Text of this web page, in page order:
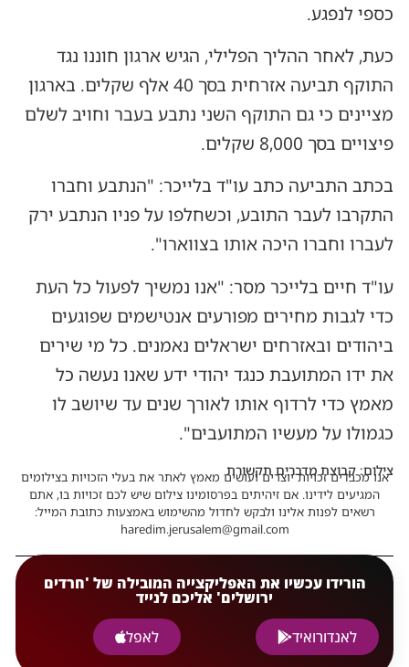
כספי לנפגע.
כעת, לאחר ההליך הפלילי, הגיש ארגון חוננו נגד
התוקף תביעה אזרחית בסך 40 אלף שקלים. בארגון
מציינים כי גם התוקף השני נתבע בעבר וחויב לשלם
פיצויים בסך 8,000 שקלים.
בכתב התביעה כתב עו"ד בלייכר: "הנתבע וחברו
התקרבו לעבר התובע, וכשחלפו על פניו הנתבע ירק
לעברו וחברו היכה אותו בצווארו".
עו"ד חיים בלייכר מסר: "אנו נמשיך לפעול כל העת
כדי לגבות מחירים מפורעים אנטישמים שפוגעים
ביהודים ובאזרחים ישראלים נאמנים. כל מי שירים
את ידו המתועבת כנגד יהודי ידע שאנו נעשה כל
מאמץ כדי לרדוף אותו לאורך שנים עד שיושב לו
כגמולו על מעשיו המתועבים".
צילום: קבוצת מדברים תקשורת
אנו מכבדים זכויות יוצרים ועושים מאמץ לאתר את בעלי הזכויות בצילומים
המגיעים לידינו. אם זיהיתים בפרסומינו צילום שיש לכם זכויות בו, אתם
רשאים לפנות אלינו ולבקש לחדול מהשימוש באמצעות כתובת המייל:
haredim.jerusalem@gmail.com
הורידו עכשיו את האפליקצייה המובילה של 'חרדים
ירושלים' אליכם לנייד
לאנדורואיד
לאפל